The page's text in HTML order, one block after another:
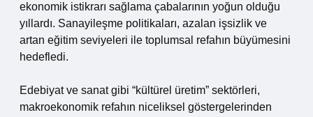
ekonomik istikrarı sağlama çabalarının yoğun olduğu
yıllardı. Sanayileşme politikaları, azalan işsizlik ve
artan eğitim seviyeleri ile toplumsal refahın büyümesini
hedefledi.
Edebiyat ve sanat gibi “kültürel üretim” sektörleri,
makroekonomik refahın niceliksel göstergelerinden